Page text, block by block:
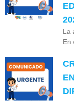
La
En